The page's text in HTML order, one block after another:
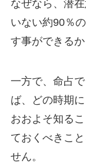
なぜなら、潜
いない約90％
す事ができるか
一方で、命占で
ば、どの時期
おおよそ知る
ておくべきこ
せん。